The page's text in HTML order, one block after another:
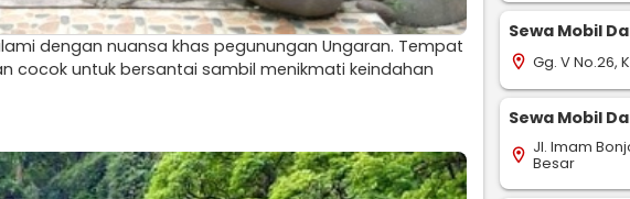
dengan nuansa khas pegunungan Ungaran. Tempat
cocok untuk bersantai sambil menikmati keindahan
Sewa Mobil
location_on Gg. V No.26,
Sewa Mobil
location_on Jl. Imam
Besar